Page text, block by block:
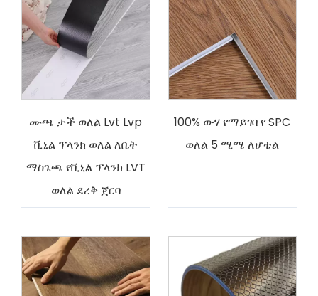
ሙጫ ታች ወለል Lvt Lvp
ቪኒል ፕላንክ ወለል ለቤት
ማስጌጫ የቪኒል ፕላንክ LVT
ወለል ደረቅ ጀርባ
100% ውሃ የማይገባ የ SPC
ወለል 5 ሚሜ ለሆቴል